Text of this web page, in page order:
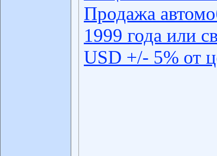
Продажа
1999 года или
USD +/- 5% от